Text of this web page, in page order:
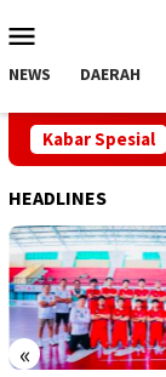
ke
Mobile
NEWS DAERAH
Kabar Spesial
2026
HEADLINES
«